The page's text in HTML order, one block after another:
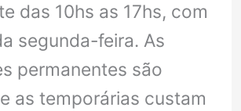
das 10hs as 17hs, com
segunda-feira. As
permanentes são
as temporárias custam